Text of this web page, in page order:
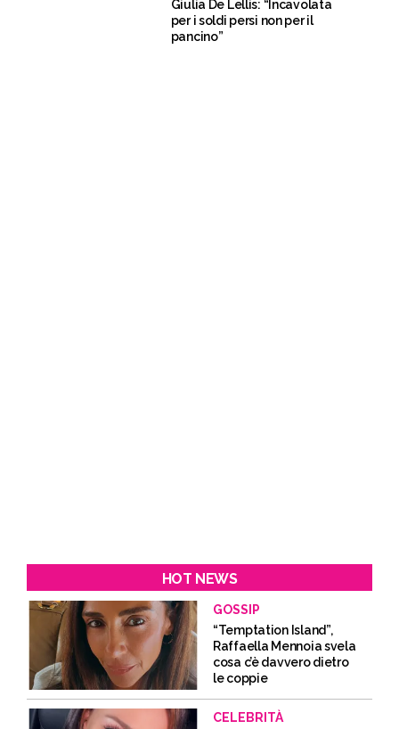
Giulia De Lellis: “Incavolata
per i soldi persi non per il
pancino”
HOT NEWS
GOSSIP
“Temptation Island”,
Raffaella Mennoia svela
cosa c’è davvero dietro
le coppie
CELEBRITÀ